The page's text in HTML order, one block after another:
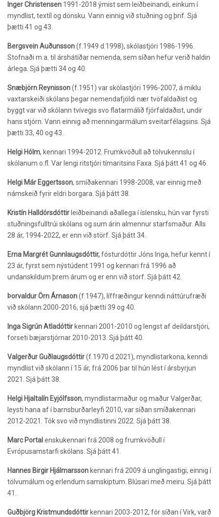
Inger Christensen 1991-2018 ýmist sem leiðbeinandi, einkum í
myndlist, textíl og dönsku. Vann einnig við stuðning og þrif. Sjá
þætti 41 og 43.
Bergsvein Auðunsson(f.1949 d.1998), skólastjóri 1986-1996.
Stofnaði m.a. til árshátíðar nemenda, sem síðan hefur verið haldin
árlega. Sjá þætti 34 og 40.
Snæbjörn Reynisson(f.1951) varskólastjóri 1996-2007, á miklu
vaxtarskeiði skólans þegar nemendafjöldi nær tvöfaldaðist og
byggt var við skólann tvívegis svo flatarmálið fjórfaldaðist, undir
hans stjórn. Vann einnig að menningarmálum sveitarfélagsins. Sjá
þætti 33, 40 og 43.
Helgi Hólm, kennari 1994-2012. Frumkvöðull að tölvukennslu í
skólanum o.fl. Var lengi ritstjóri tímaritsins Faxa. Sjá þátt 41 og 46.
Helgi Már Eggertsson, smíðakennari 1998-2008, var einnig með
námskeið fyrir eldri borgara. Sjá þátt 38.
Kristín Halldórsdóttir leiðbeinandi aðallega í íslensku, hún var fyrsti
stuðningsfulltrúi skólans og sum árin almennur starfsmaður. Alls
28 ár, 1994-2022, er enn við störf. Sjá þátt 34.
Erna Margrét Gunnlaugsdóttir,fósturdóttir Jóns Inga, hefur kennt í
23 ár, fyrst sem nýstúdent 1991 og kennari frá 1996 að
undanskildum þrem árum og er enn við störf. Sjá þátt 42.
Þorvaldur Örn Árnason(f.1947), líffræðingur kenndi náttúrufræði
við skólann 2000-2016, sjá þætti 39 og 40.
Inga Sigrún Atladóttir kennari 2001-2010 og lengst af deildarstjóri,
forseti bæjarstjórnar 2010-2013. Sjá þátt 40.
Valgerður Guðlaugsdóttir(f.1970 d.2021), myndlistarkona, kenndi
myndlist við skólann í 15 ár, frá 2006 þar til hún lést í ársbyrjun
2021. Sjá þátt 38.
Helgi Hjaltalín Eyjólfsson, myndlistarmaður og maður Valgerðar,
leysti hana af í barnsburðarleyfi 2010, var síðan smíðakennari
2012-2021. Tók svo við myndlistinni 2022. Sjá þátt 38.
Marc Portal enskukennari frá 2008 og frumkvöðull í
Evrópusamstarfi skólans. Sjá þátt 41.
Hannes Birgir Hjálmarsson kennari frá 2009 á unglingastigi, einnig í
tölvumálum og erlendum samskiptum. Blúsari með meiru. Sjá þátt
41.
Guðbjörg Kristmundsdóttir kennari 2003-2012, fór síðan í Virk, varð